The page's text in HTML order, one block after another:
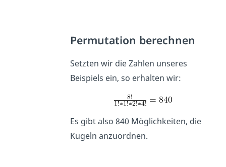
Permutation berechnen
Setzten wir die Zahlen unseres
Beispiels ein, so erhalten wir:
Es gibt also 840 Möglichkeiten, die
Kugeln anzuordnen.